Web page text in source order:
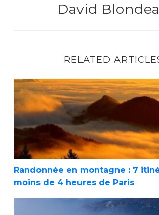
David
RELATED
Randonnée en montagne : 7
Randonnée en montagne : 7
moins de 4 heures de Paris
Randonner en hiver : le guide